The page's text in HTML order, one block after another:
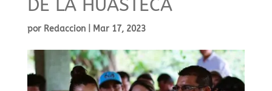
DE LA HUASTECA
por Redaccion| Mar 17, 2023